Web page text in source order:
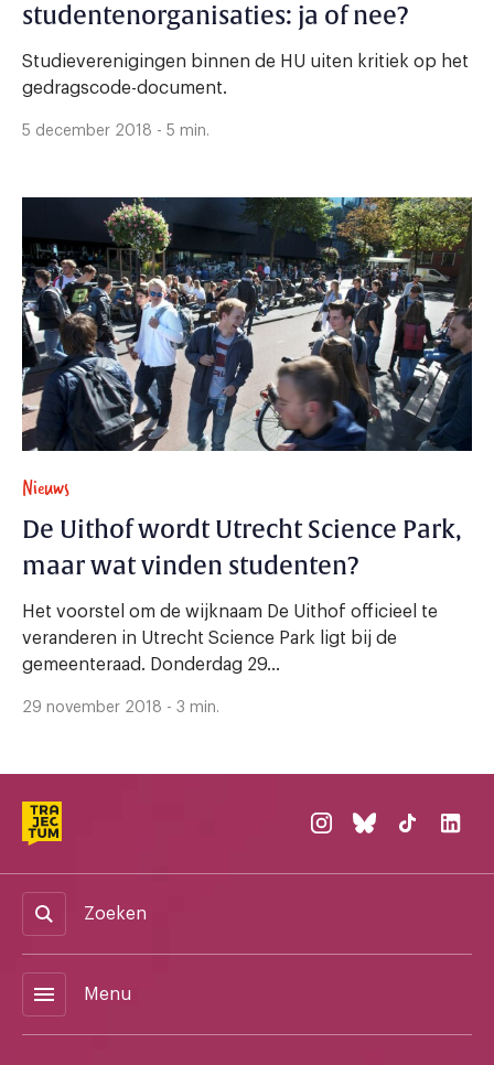
studentenorganisaties: ja of nee?
Studieverenigingen binnen de HU uiten kritiek op het
gedragscode-document.
5 december 2018 - 5 min.
Nieuws
De Uithof wordt Utrecht Science Park,
maar wat vinden studenten?
Het voorstel om de wijknaam De Uithof officieel te
veranderen in Utrecht Science Park ligt bij de
gemeenteraad. Donderdag 29...
29 november 2018 - 3 min.
Zoeken
menu Menu